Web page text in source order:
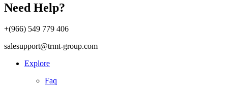
Need Help?
+(966) 549 779 406
salesupport@trmt-group.com
Explore
Faq